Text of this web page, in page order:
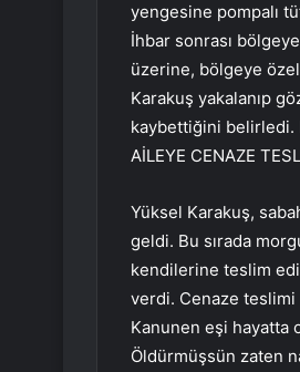
yengesine pompalı
İhbar sonrası
üzerine, bölgeye
Karakuş yakalanıp
kaybettiğini belirledi.
AİLEYE CENAZE
Yüksel Karakuş,
geldi. Bu sırada
kendilerine teslim
verdi. Cenaze teslimi
Kanunen eşi hayatta
Öldürmüşsün zaten